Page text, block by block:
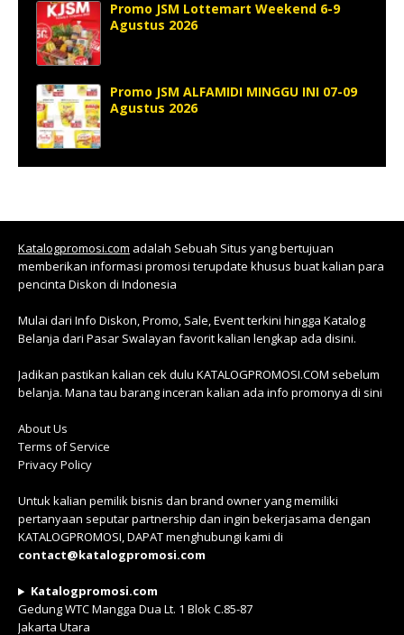
Promo JSM Lottemart Weekend 6-9
Agustus 2026
Promo JSM ALFAMIDI MINGGU INI 07-09
Agustus 2026
Katalogpromosi.com adalah Sebuah Situs yang bertujuan
memberikan informasi promosi terupdate khusus buat kalian para
pencinta Diskon di Indonesia
Mulai dari Info Diskon, Promo, Sale, Event terkini hingga Katalog
Belanja dari Pasar Swalayan favorit kalian lengkap ada disini.
Jadikan pastikan kalian cek dulu KATALOGPROMOSI.COM sebelum
belanja. Mana tau barang inceran kalian ada info promonya di sini
About Us
Terms of Service
Privacy Policy
Untuk kalian pemilik bisnis dan brand owner yang memiliki
pertanyaan seputar partnership dan ingin bekerjasama dengan
KATALOGPROMOSI, DAPAT menghubungi kami di
contact@katalogpromosi.com
Katalogpromosi.com
Gedung WTC Mangga Dua Lt. 1 Blok C.85-87
Jakarta Utara